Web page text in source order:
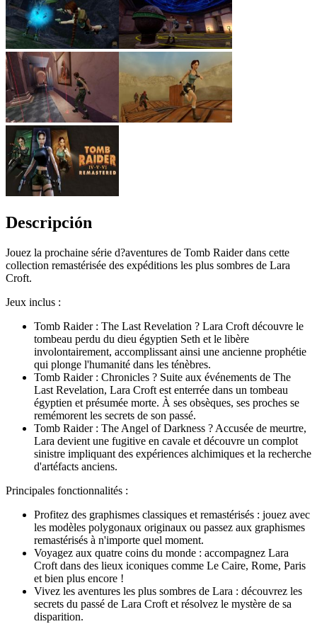
Descripción
Jouez la prochaine série d?aventures de Tomb Raider dans cette
collection remastérisée des expéditions les plus sombres de Lara
Croft.
Jeux inclus :
Tomb Raider : The Last Revelation ? Lara Croft découvre le
tombeau perdu du dieu égyptien Seth et le libère
involontairement, accomplissant ainsi une ancienne prophétie
qui plonge l'humanité dans les ténèbres.
Tomb Raider : Chronicles ? Suite aux événements de The
Last Revelation, Lara Croft est enterrée dans un tombeau
égyptien et présumée morte. À ses obsèques, ses proches se
remémorent les secrets de son passé.
Tomb Raider : The Angel of Darkness ? Accusée de meurtre,
Lara devient une fugitive en cavale et découvre un complot
sinistre impliquant des expériences alchimiques et la recherche
d'artéfacts anciens.
Principales fonctionnalités :
Profitez des graphismes classiques et remastérisés : jouez avec
les modèles polygonaux originaux ou passez aux graphismes
remastérisés à n'importe quel moment.
Voyagez aux quatre coins du monde : accompagnez Lara
Croft dans des lieux iconiques comme Le Caire, Rome, Paris
et bien plus encore !
Vivez les aventures les plus sombres de Lara : découvrez les
secrets du passé de Lara Croft et résolvez le mystère de sa
disparition.